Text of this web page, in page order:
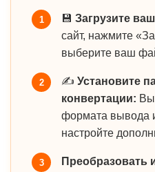
1 💾 Загрузите
сайт, нажмите
выберите ваш
2 ✍️ Установите
конвертации:
формата вывода
настройте
3 Преобразовать